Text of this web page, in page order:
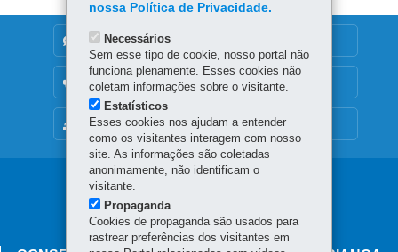
MAPA DO SITE
DENUNCIE CORRUPÇÃO
OUVIDORIA
Navegação
principal
nossa Política de Privacidade.
Necessários
Sem esse tipo de cookie, nosso portal não
funciona plenamente. Esses cookies não
coletam informações sobre o visitante.
Estatísticos
Esses cookies nos ajudam a entender
como os visitantes interagem com nosso
site. As informações são coletadas
anonimamente, não identificam o
visitante.
Propaganda
Cookies de propaganda são usados para
rastrear preferências dos visitantes em